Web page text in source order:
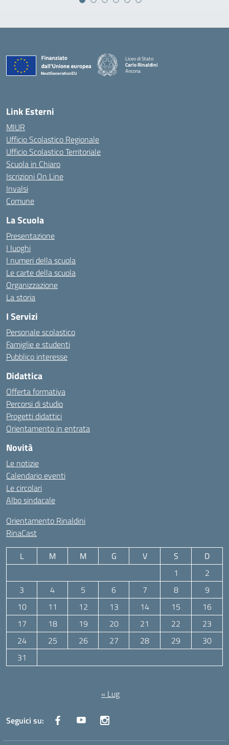
Liceo di Stato
Carlo Rinaldini
Ancona
Link Esterni
MIUR
Ufficio Scolastico Regionale
Ufficio Scolastico Territoriale
Scuola in Chiaro
Iscrizioni On Line
Invalsi
Comune
La Scuola
Presentazione
I luoghi
I numeri della scuola
Le carte della scuola
Organizzazione
La storia
I Servizi
Personale scolastico
Famiglie e studenti
Pubblico interesse
Didattica
Offerta formativa
Percorsi di studio
Progetti didattici
Orientamento in entrata
Novità
Le notizie
Calendario eventi
Le circolari
Albo sindacale
Orientamento Rinaldini
RinaCast
L M M G V S
D
1
2
3
4 5 6 7 8
9
10
11 12 13 14 15
16
17
18 19 20 21 22
23
24
25 26 27 28 29
30
31
« Lug
Seguici su: